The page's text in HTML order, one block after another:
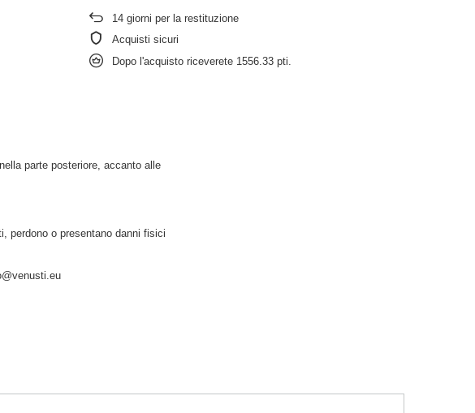
14 giorni per la restituzione
Acquisti sicuri
Dopo l'acquisto riceverete 1556.33 pti.
parte posteriore, accanto alle
perdono o presentano danni fisici